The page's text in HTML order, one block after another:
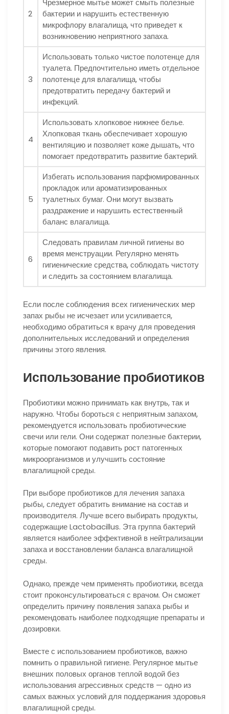
2
Чрезмерное мытье может смыть полезные
бактерии и нарушить естественную
микрофлору влагалища, что приведет к
возникновению неприятного запаха.
3
Использовать только чистое полотенце для
туалета. Предпочтительно иметь отдельное
полотенце для влагалища, чтобы
предотвратить передачу бактерий и
инфекций.
4
Использовать хлопковое нижнее белье.
Хлопковая ткань обеспечивает хорошую
вентиляцию и позволяет коже дышать, что
помогает предотвратить развитие бактерий.
5
Избегать использования парфюмированных
прокладок или ароматизированных
туалетных бумаг. Они могут вызвать
раздражение и нарушить естественный
баланс влагалища.
6
Следовать правилам личной гигиены во
время менструации. Регулярно менять
гигиенические средства, соблюдать чистоту
и следить за состоянием влагалища.
Если после соблюдения всех гигиенических мер
запах рыбы не исчезает или усиливается,
необходимо обратиться к врачу для проведения
дополнительных исследований и определения
причины этого явления.
Использование пробиотиков
Пробиотики можно принимать как внутрь, так и
наружно. Чтобы бороться с неприятным запахом,
рекомендуется использовать пробиотические
свечи или гели. Они содержат полезные бактерии,
которые помогают подавить рост патогенных
микроорганизмов и улучшить состояние
влагалищной среды.
При выборе пробиотиков для лечения запаха
рыбы, следует обратить внимание на состав и
производителя. Лучше всего выбирать продукты,
содержащие Lactobacillus. Эта группа бактерий
является наиболее эффективной в нейтрализации
запаха и восстановлении баланса влагалищной
среды.
Однако, прежде чем применять пробиотики, всегда
стоит проконсультироваться с врачом. Он сможет
определить причину появления запаха рыбы и
рекомендовать наиболее подходящие препараты и
дозировки.
Вместе с использованием пробиотиков, важно
помнить о правильной гигиене. Регулярное мытье
внешних половых органов теплой водой без
использования агрессивных средств — одно из
самых важных условий для поддержания здоровья
влагалищной среды.